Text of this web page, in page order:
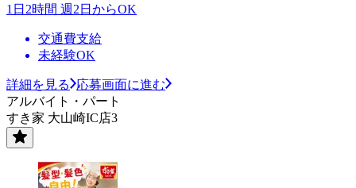
1日2時間 週2日からOK
交通費支給
未経験OK
詳細を見る
応募画面に進む
アルバイト・パート
すき家 大山崎IC店3